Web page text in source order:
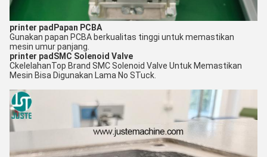
printer pad Papan PCBA
Gunakan papan PCBA berkualitas tinggi untuk memastikan
mesin umur panjang.
printer pad SMC Solenoid Valve
CkelelahanTop Brand SMC Solenoid Valve Untuk Memastikan
Mesin Bisa Digunakan Lama No STuck.